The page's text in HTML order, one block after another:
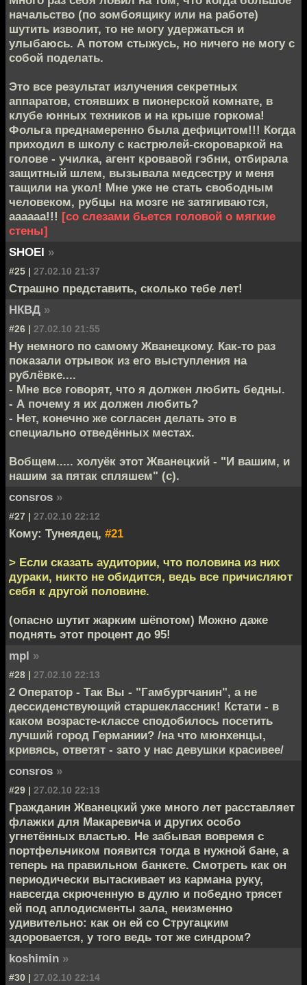
начальство (по зомбоящику или на работе)
шутить изволит, то не могу удержаться и
улыбаюсь. А потом стыжусь, но ничего не могу с
собой поделать.
Это все результат излучения секретных
аппаратов, стоявших в пионерской комнате, в
клубе юнных техников и на крыше горкома!
Фольга преднамеренно была дефицитом!!! Когда
приходил в школу с кастрюлей-скороваркой на
голове - училка, агент кровавой гэбни, отбирала
защитный шлем, вызывала медсестру и меня
тащили на укол! Мне уже не стать свободным
человеком, рубцы на мозге не затягиваются,
аааааа!!! [со слезами бьется головой о мягкие
стены]
SHOEI »
#25 | 27.02.10 21:37
Страшно представить, сколько тебе лет!
НКВД »
#26 | 27.02.10 21:55
Ну немного по самому Жванецкому. Как-то раз
показали отрывок из его выступления на
рублёвке....
- Мне все говорят, что я должен любить бедны.
- А почему я их должен любить?
- Нет, конечно же согласен делать это в
специально отведённых местах.
Вобщем..... холуёк этот Жванецкий - "И вашим, и
нашим за пятак спляшем" (c).
consros »
#27 | 27.02.10 22:12
Кому: Тунеядец, #21
> Если сказать аудитории, что половина из них
дураки, никто не обидится, ведь все причисляют
себя к другой половине.
(опасно шутит жарким шёпотом) Можно даже
поднять этот процент до 95!
mpl »
#28 | 27.02.10 22:13
2 Оператор - Так Вы - "Гамбургчанин", а не
дессиденствующий старшеклассник! Кстати - в
каком возрасте-классе сподобилось посетить
лучший город Германии? /на что мюнхенцы,
кривясь, ответят - зато у нас девушки красивее/
consros »
#29 | 27.02.10 22:13
Гражданин Жванецкий уже много лет расставляет
флажки для Макаревича и других особо
угнетённых властью. Не забывая вовремя с
портфельчиком появится тогда в нужной бане, а
теперь на правильном банкете. Смотреть как он
периодически вытаскивает из кармана руку,
навсегда скрюченную в дулю и победно трясет
ей под аплодисменты зала, неизменно
удивительно: как он ей со Стругацким
здоровается, у того ведь тот же синдром?
koshimin »
#30 | 27.02.10 22:14